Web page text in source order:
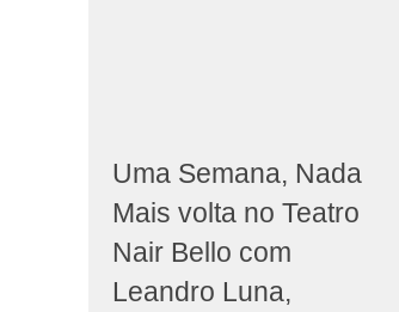
Uma Semana, Nada
Mais volta no Teatro
Nair Bello com
Leandro Luna,